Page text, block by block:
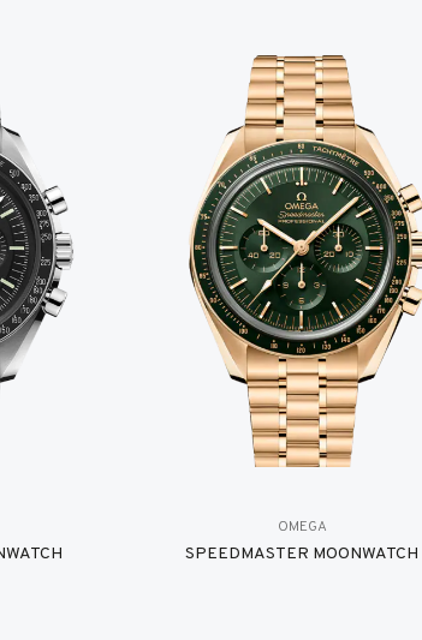
OMEGA
SPEEDMASTER MOONWATCH